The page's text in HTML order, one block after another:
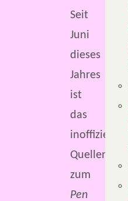
Seit
Juni
dieses
Jahres
ist
das
inoffizielle
Quellenbuch
zum
Pen